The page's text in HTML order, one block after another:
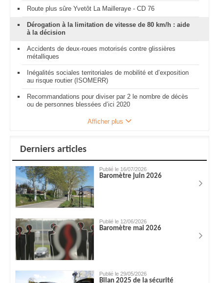
Route plus sûre Yvetôt La Mailleraye - CD 76
Dérogation à la limitation de vitesse de 80 km/h : aide
à la décision
Accidents de deux-roues motorisés contre glissières
métalliques
Inégalités sociales territoriales de mobilité et d’exposition
au risque routier (ISOMERR)
Recommandations pour diviser par 2 le nombre de décès
ou de personnes blessées d’ici 2020
Afficher plus
Derniers articles
Publié le 16/07/2026
Baromètre juin 2026
Publié le 12/06/2026
Baromètre mai 2026
Publié le 29/05/2026
Bilan 2025 de la sécurité